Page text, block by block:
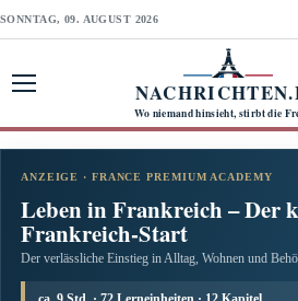
SONNTAG, 09. AUGUST 2026
Wo niemand hinsieht, stirbt die
ANZEIGE · FRANCE PREMIUM ACADEMY
Leben in Frankreich – Der
Frankreich-Start
Der verlässliche Einstieg in Alltag, Wohnen und